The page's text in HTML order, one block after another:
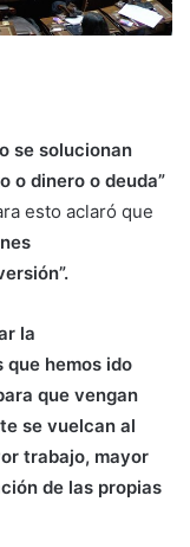
se solucionan
o dinero o deuda”
esto aclaró que
la
que hemos ido
que vengan
se vuelcan al
trabajo, mayor
de las propias